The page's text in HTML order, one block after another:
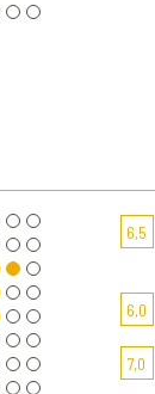
6,5
6,0
7,0